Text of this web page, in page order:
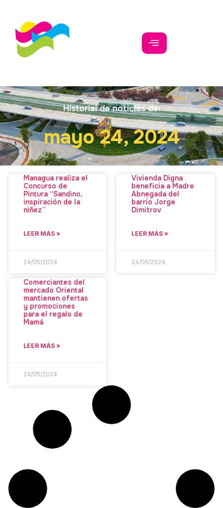
Historial de noticias de:
mayo 24, 2024
Managua realiza el
Concurso de
Pintura “Sandino,
inspiración de la
niñez”
LEER MÁS »
24/05/2024
Vivienda Digna
beneficia a Madre
Abnegada del
barrio Jorge
Dimitrov
LEER MÁS »
24/05/2024
Comerciantes del
mercado Oriental
mantienen ofertas
y promociones
para el regalo de
Mamá
LEER MÁS »
24/05/2024